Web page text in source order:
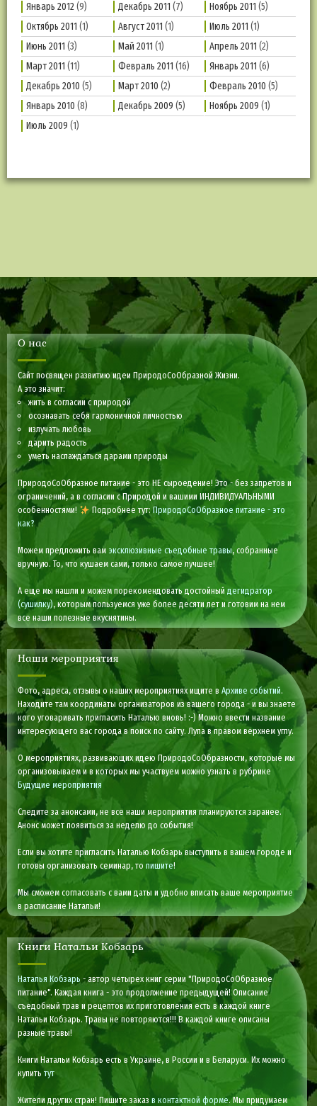
Январь 2012(9) Декабрь 2011 (7) Ноябрь 2011 (5)
Октябрь 2011 (1) Август 2011 (1) Июль 2011 (1)
Июнь 2011 (3) Май 2011 (1) Апрель 2011 (2)
Март 2011 (11) Февраль 2011 (16) Январь 2011 (6)
Декабрь 2010 (5) Март 2010 (2) Февраль 2010 (5)
Январь 2010 (8) Декабрь 2009 (5) Ноябрь 2009 (1)
Июль 2009 (1)
О нас
Сайт посвящен развитию идеи ПриродоСоОбразной Жизни.
А это значит:
жить в согласии с природой
осознавать себя гармоничной личностью
излучать любовь
дарить радость
уметь наслаждаться дарами природы
ПриродоСоОбразное питание - это НЕ сыроедение! Это - без запретов и
ограничений, а в согласии с Природой и вашими ИНДИВИДУАЛЬНЫМИ
особенностями!
Подробнее тут:ПриродоСоОбразное питание - это
как?
Можем предложить вам эксклюзивные съедобные травы, собранные
вручную. То, что кушаем сами, только самое лучшее!
А еще мы нашли и можем порекомендовать достойныйдегидратор
(сушилку), которым пользуемся уже более десяти лет и готовим на нем
все наши полезные вкуснятины.
Наши мероприятия
Фото, адреса, отзывы о наших мероприятиях ищите вАрхиве событий.
Находите там координаты организаторов из вашего города - и вы знаете
кого уговаривать пригласить Наталью вновь! :-) Можно ввести название
интересующего вас города в поиск по сайту. Лупа в правом верхнем углу.
О мероприятиях, развивающих идею ПриродоСоОбразности, которые мы
организовываем и в которых мы участвуем можно узнать в рубрике
Будущие мероприятия
Следите за анонсами, не все наши мероприятия планируются заранее.
Анонс может появиться за неделю до события!
Если вы хотите пригласить Наталью Кобзарь выступить в вашем городе и
готовы организовать семинар, топишите!
Мы сможем согласовать с вами даты и удобно вписать ваше мероприятие
в расписание Натальи!
Книги Натальи Кобзарь
Наталья Кобзарь - автор четырех книг серии "ПриродоСоОбразное
питание". Каждая книга - это продолжение предыдущей! Описание
съедобный трав и рецептов их приготовления есть в каждой книге
Натальи Кобзарь. Травы не повторяются!!! В каждой книге описаны
разные травы!
Книги Натальи Кобзарь есть в Украине, в России и в Беларуси. Их можно
купитьтут
Жители других стран! Пишите заказв контактной форме. Мы придумаем